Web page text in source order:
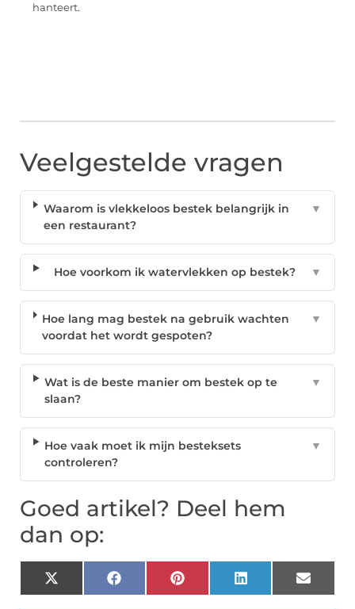
hanteert.
Veelgestelde vragen
Waarom is vlekkeloos bestek belangrijk in
een restaurant?
▼
Hoe voorkom ik watervlekken op bestek? ▼
Hoe lang mag bestek na gebruik wachten
voordat het wordt gespoten?
▼
Wat is de beste manier om bestek op te
slaan?
▼
Hoe vaak moet ik mijn besteksets
controleren?
▼
Goed artikel? Deel hem
dan op:
X
(Twitter)
Facebook Pinterest LinkedIn Email